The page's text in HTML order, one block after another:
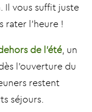
Il vous suffit juste
rater l’heure !
de l’été, un
l’ouverture du
restent
séjours.